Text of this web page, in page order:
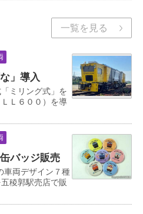
一覧を見る
」導入
ミリング式」を
Ｌ６００）を導
バッジ販売
両デザイン７種
稜郭駅売店で販